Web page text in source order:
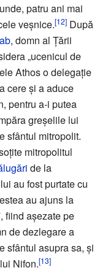
patru ani mai
veșnice.[12] După
, domn al Țării
„ucenicul de
Athos o delegație
cere și a aduce
pentru a-i putea
greșelile lui
sfântul mitropolit.
mitropolitul
de la
au fost purtate cu
au ajuns la
fiind așezate pe
de dezlegare a
sfântul asupra sa, și
Nifon.[13]